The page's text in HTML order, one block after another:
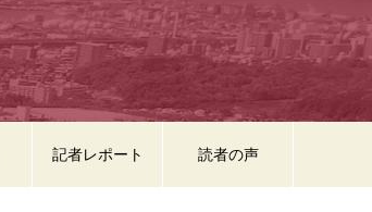
記者レポート 読者の声